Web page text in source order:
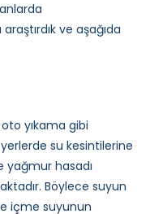
ve aşağıda
yıkama gibi
su kesintilerine
yağmur hasadı
Böylece suyun
içme suyunun